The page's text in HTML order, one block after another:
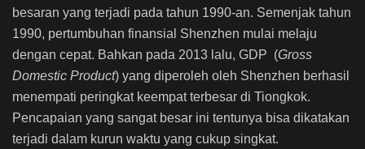
besaran yang terjadi pada tahun 1990-an. Semenjak tahun
1990, pertumbuhan finansial Shenzhen mulai melaju
dengan cepat. Bahkan pada 2013 lalu, GDP (Gross
Domestic Product) yang diperoleh oleh Shenzhen berhasil
menempati peringkat keempat terbesar di Tiongkok.
Pencapaian yang sangat besar ini tentunya bisa dikatakan
terjadi dalam kurun waktu yang cukup singkat.